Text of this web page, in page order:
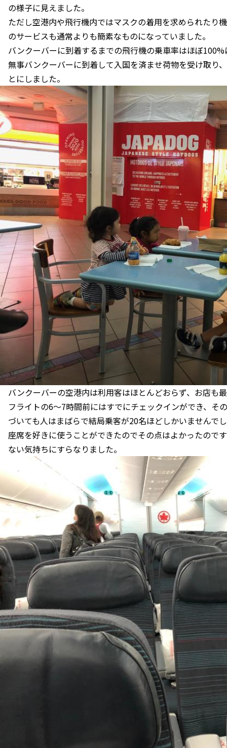
の様子に見えました。
ただし空港内や飛行機内ではマスクの着用を求められたり
のサービスも通常よりも簡素なものになっていました。
バンクーバーに到着するまでの飛行機の乗車率はほぼ
無事バンクーバーに到着して入国を済ませ荷物を受け取り
とにしました。
バンクーバーの空港内は利用客はほとんどおらず、お店も
フライトの6〜7時間前にはすでにチェックインができ、そ
づいても人はまばらで結局乗客が20名ほどしかいませんで
座席を好きに使うことができたのでその点はよかったので
ない気持ちにすらなりました。